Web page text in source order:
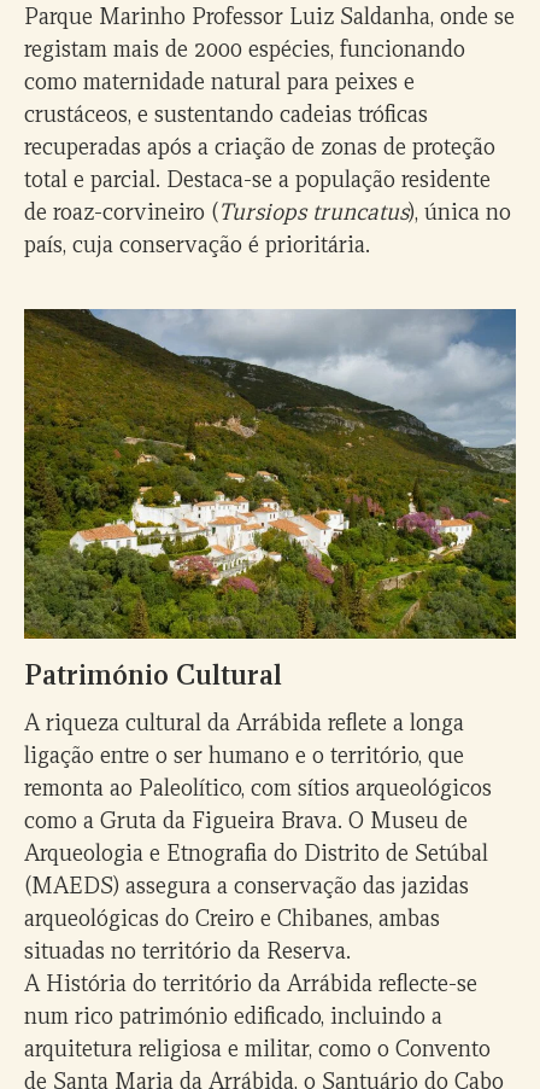
Parque Marinho Professor Luiz Saldanha, onde se
registam mais de 2000 espécies, funcionando
como maternidade natural para peixes e
crustáceos, e sustentando cadeias tróficas
recuperadas após a criação de zonas de proteção
total e parcial. Destaca-se a população residente
de roaz-corvineiro (Tursiops truncatus), única no
país, cuja conservação é prioritária.
Património Cultural
A riqueza cultural da Arrábida reflete a longa
ligação entre o ser humano e o território, que
remonta ao Paleolítico, com sítios arqueológicos
como a Gruta da Figueira Brava. O Museu de
Arqueologia e Etnografia do Distrito de Setúbal
(MAEDS) assegura a conservação das jazidas
arqueológicas do Creiro e Chibanes, ambas
situadas no território da Reserva.
A História do território da Arrábida reflecte-se
num rico património edificado, incluindo a
arquitetura religiosa e militar, como o Convento
de Santa Maria da Arrábida, o Santuário do Cabo